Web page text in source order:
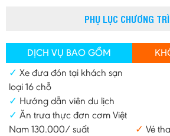
PHỤ LỤC CHƯƠNG
DỊCH VỤ BAO GỒM
✓ Xe đưa đón tại khách sạn
loại 16 chỗ
✓ Hướng dẫn viên du lịch
✓ Ăn trưa thực đơn cơm Việt
Nam 130.000/ suất
✓ Vé